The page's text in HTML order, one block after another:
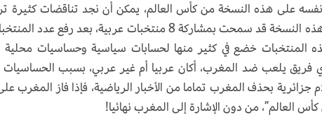
على هذه النسخة من كأس العالم، يمكن أن نجد تناقضات كثيرة
المنتخبات خضع في كثير منها لحسابات سياسية وحساسيات محلية
فريق يلعب ضد المغرب، أكان عربيا أم غير عربي، بسبب
جزائرية بحذف المغرب تماما من الأخبار الرياضية، فإذا فاز المغرب
العالم”، من دون الإشارة إلى المغرب نهائيا!